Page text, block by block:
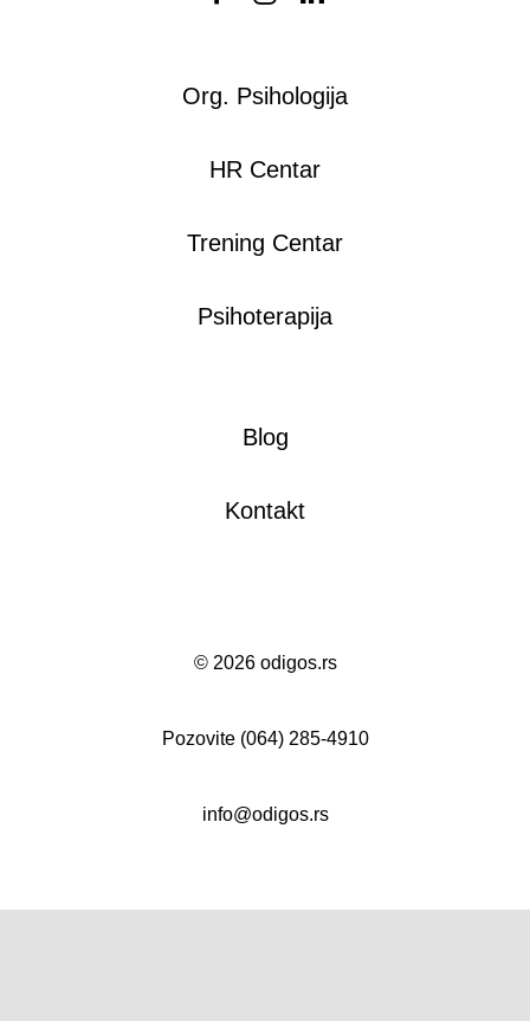
Org. Psihologija
HR Centar
Trening Centar
Psihoterapija
Blog
Kontakt
© 2026 odigos.rs
Pozovite (064) 285-4910
info@odigos.rs